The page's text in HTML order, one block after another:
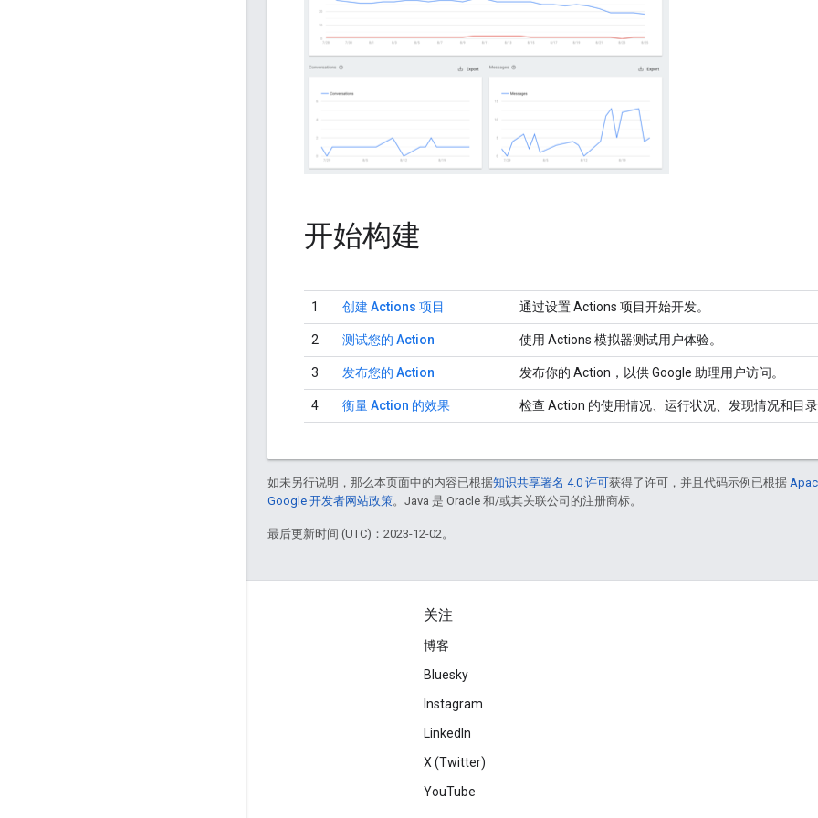
开始构建
1 创建 Actions 项目 通过设置 Actions 项目开始开发。
2 测试您的 Action 使用 Actions 模拟器测试用户体验。
3 发布您的 Action 发布你的 Action，以供 Google 助理用户访问。
4 衡量 Action 的效果 检查 Action 的使用情况、运行状况、发现情况和目
如未另行说明，那么本页面中的内容已根据知识共享署名 4.0 许可获得了许可，并且代码示例已根据
Google 开发者网站政策。Java 是 Oracle 和/或其关联公司的注册商标。
最后更新时间 (UTC)：2023-12-02。
关注
博客
Bluesky
Instagram
LinkedIn
X (Twitter)
YouTube